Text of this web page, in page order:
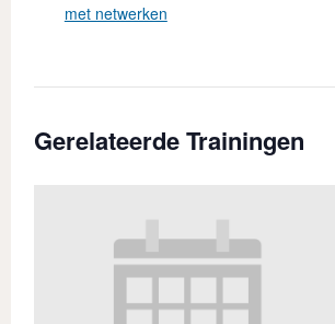
met netwerken
Gerelateerde Trainingen